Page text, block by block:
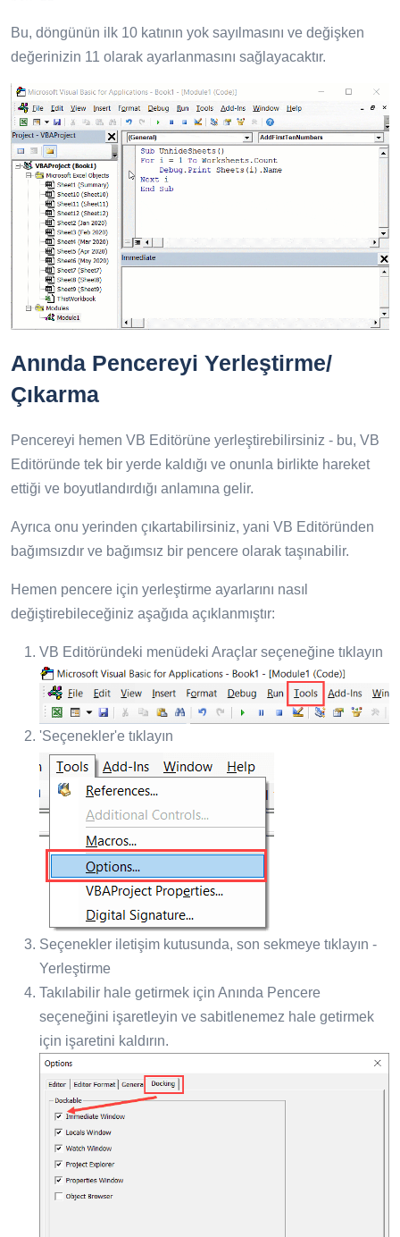
Bu, döngünün ilk 10 katının yok sayılmasını ve değişken
değerinizin 11 olarak ayarlanmasını sağlayacaktır.
Anında Pencereyi Yerleştirme/
Çıkarma
Pencereyi hemen VB Editörüne yerleştirebilirsiniz - bu, VB
Editöründe tek bir yerde kaldığı ve onunla birlikte hareket
ettiği ve boyutlandırdığı anlamına gelir.
Ayrıca onu yerinden çıkartabilirsiniz, yani VB Editöründen
bağımsızdır ve bağımsız bir pencere olarak taşınabilir.
Hemen pencere için yerleştirme ayarlarını nasıl
değiştirebileceğiniz aşağıda açıklanmıştır:
VB Editöründeki menüdeki Araçlar seçeneğine tıklayın
'Seçenekler'e tıklayın
Seçenekler iletişim kutusunda, son sekmeye tıklayın -
Yerleştirme
Takılabilir hale getirmek için Anında Pencere
seçeneğini işaretleyin ve sabitlenemez hale getirmek
için işaretini kaldırın.